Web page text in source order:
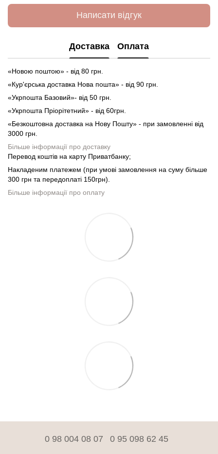
Написати відгук
Доставка Оплата
«Новою поштою» - від 80 грн.
«Кур'єрська доставка Нова пошта» - від 90 грн.
«Укрпошта Базовий»- від 50 грн.
«Укрпошта Пріорітетний» - від 60грн.
«Безкоштовна доставка на Нову Пошту» - при замовленні від
3000 грн.
Більше інформації про доставку
Перевод коштів на карту Приватбанку;
Накладеним платежем (при умові замовлення на суму більше
300 грн та передоплаті 150грн).
Більше інформації про оплату
0 98 004 08 07 0 95 098 62 45